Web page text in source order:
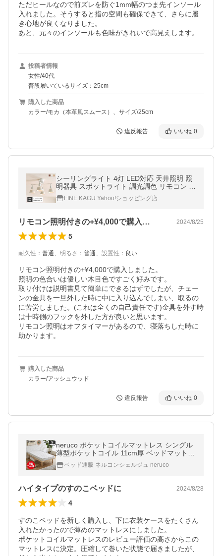
ただヒールなので前ズレを防ぐ1mm幅のつま先インソール
入れました。そうすると指の空間も確保できて、さらに履
き心地が良くなりました。
あと、元々のインソールも色味がきれいで高見えします。
投稿者情報
女性/40代
普段履いているサイズ：25cm
購入した商品
カラー/モカ（本革風スムース）、サイズ/25cm
違反報告 いいね 0
シーリングライト 4灯 LED対応 天井照明 照
明器具 スポットライト 調光調色 リモコン リ
モコン付きオプションあり 6畳 8畳 10畳 お
しゃれ 北欧 AuroraX
FINE KAGU Yahoo!ショッピング店
リモコン照明付きの+¥4,000で購入… 2024/8/25
5
耐久性 ： 普通、 明るさ ： 普通、 設置性 ： 良い
リモコン照明付きの+¥4,000で購入しました。
照明の色合いは優しい木目色ですごく好みです。
取り付けは説明書見て簡単にできるはずでしたが、チェー
ンの金具を一旦外した時に中に入り込んでしまい、取るの
に苦労しました。(これは全くの自己責任です)金具を外す時
は十時側のフックを外した方が良いと思います。
リモコン照明はオフタイマーがあるので、寝落ちした時に
助かります。
購入した商品
カラー/アッシュウッド
違反報告 いいね 0
neruco ポケットコイルマットレス シングル
薄型ポケットコイル 11cm厚 ベッドマットレ
ス スプリングマットレス 体圧分散 安心清潔
ベッド通販 ネルコンシェルジュ neruco
ハイタイプのすのこベッドに 2024/8/28
4
すのこベッドを新しく購入し、下に衣装ケースをたくさん
入れたかったので薄めのマットレスにしました。
ポケットコイルマットレスのレビュー評価の高さからこの
マットレスに決定。圧縮して巻いた状態で届きましたが、